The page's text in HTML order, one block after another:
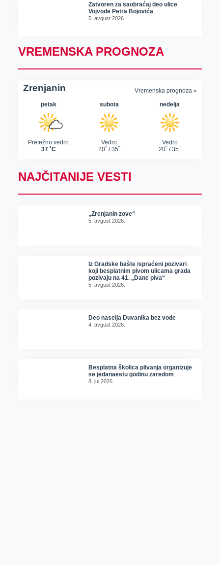
Zatvoren za saobraćaj deo ulice
Vojvode Petra Bojovića
5. avgust 2026.
VREMENSKA PROGNOZA
NAJČITANIJE VESTI
„Zrenjanin zove“
5. avgust 2026.
Iz Gradske bašte ispraćeni pozivari
koji besplatnim pivom ulicama grada
pozivaju na 41. „Dane piva“
5. avgust 2026.
Deo naselja Duvanika bez vode
4. avgust 2026.
Besplatna školica plivanja organizuje
se jedanaestu godinu zaredom
8. jul 2026.